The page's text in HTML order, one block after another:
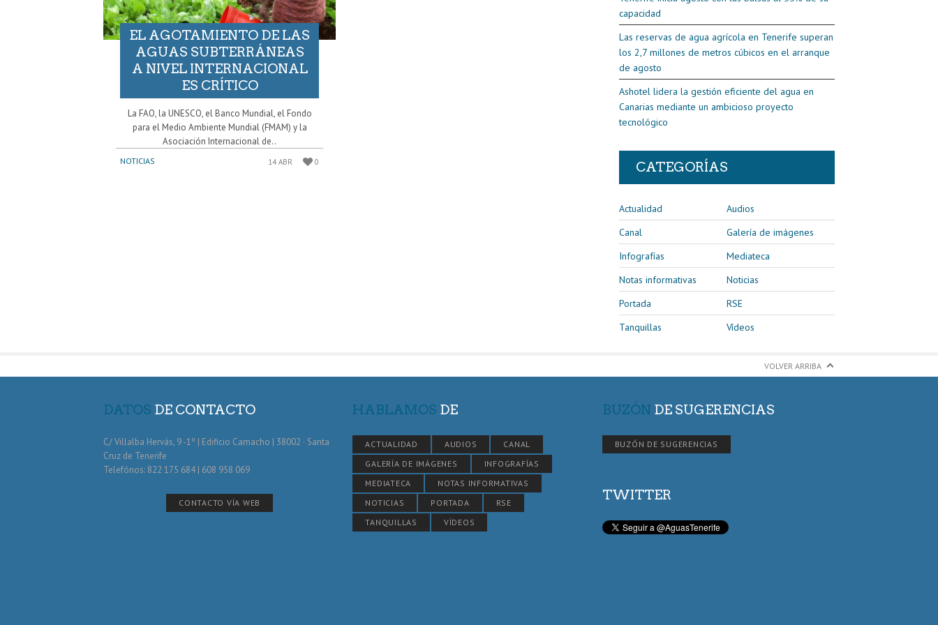
EL AGOTAMIENTO DE LAS
AGUAS SUBTERRÁNEAS
A NIVEL INTERNACIONAL
ES CRÍTICO
La FAO, la UNESCO, el Banco Mundial, el Fondo
para el Medio Ambiente Mundial (FMAM) y la
Asociación Internacional de..
NOTICIAS 14 ABR 0
capacidad
Las reservas de agua agrícola en Tenerife superan
los 2,7 millones de metros cúbicos en el arranque
de agosto
Ashotel lidera la gestión eficiente del agua en
Canarias mediante un ambicioso proyecto
tecnológico
CATEGORÍAS
Actualidad
Audios
Canal
Galería de imágenes
Infografías
Mediateca
Notas informativas
Noticias
Portada
RSE
Tanquillas
Vídeos
VOLVER ARRIBA
DATOS DE CONTACTO
C/ Villalba Hervás, 9 -1º | Edificio Camacho | 38002 · Santa
Cruz de Tenerife
Telefónos: 822 175 684 | 608 958 069
CONTACTO VÍA WEB
HABLAMOS DE
ACTUALIDAD AUDIOS
CANAL
GALERÍA DE IMÁGENES
INFOGRAFÍAS
MEDIATECA
NOTAS INFORMATIVAS
NOTICIAS
PORTADA
RSE
TANQUILLAS
VÍDEOS
BUZÓN DE SUGERENCIAS
BUZÓN DE SUGERENCIAS
TWITTER